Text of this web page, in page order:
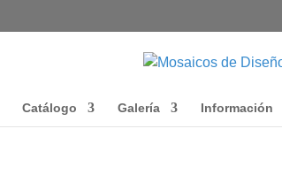
Catálogo Galería Información